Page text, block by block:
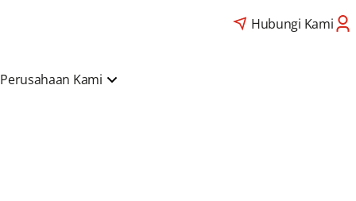
Hubungi Kami
Perusahaan Kami